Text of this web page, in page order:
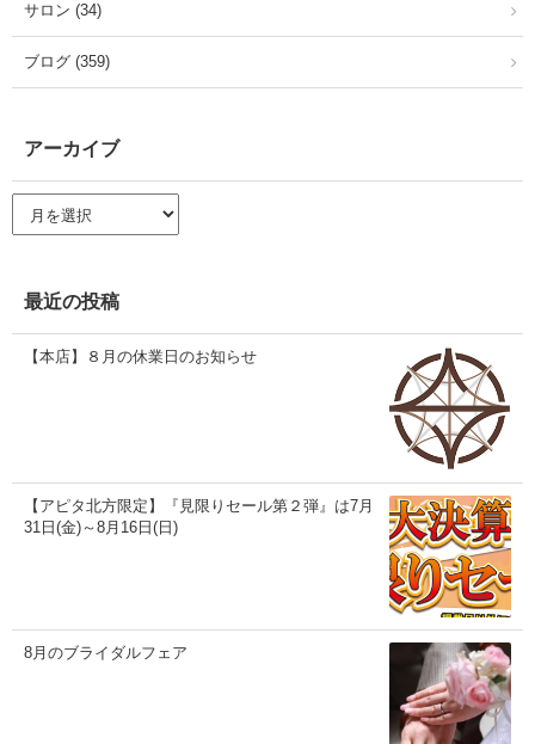
サロン (34)
ブログ (359)
アーカイブ
ー
ブ
最近の投稿
【本店】８月の休業日のお知らせ
【アピタ北方限定】『見限りセール第２弾』は7月
31日(金)～8月16日(日)
8月のブライダルフェア